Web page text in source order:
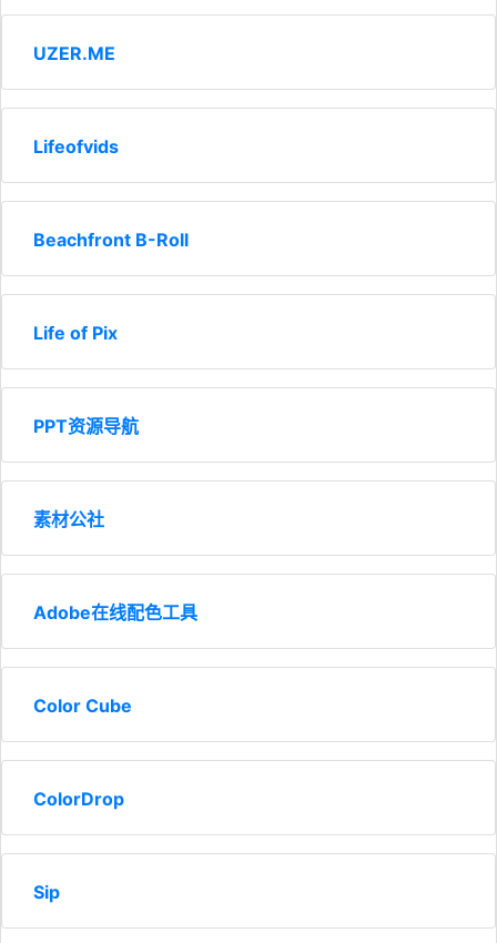
UZER.ME
Lifeofvids
Beachfront B-Roll
Life of Pix
PPT资源导航
素材公社
Adobe在线配色工具
Color Cube
ColorDrop
Sip